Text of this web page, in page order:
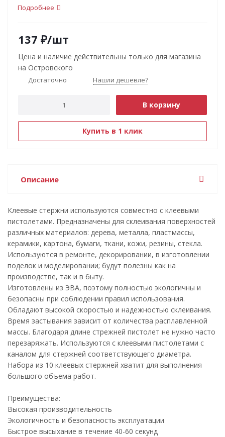
Подробнее
137 ₽/шт
Цена и наличие действительны только для магазина
на Островского
Достаточно Нашли дешевле?
В корзину
Купить в 1 клик
Описание
Клеевые стержни используются совместно с клеевыми
пистолетами. Предназначены для склеивания поверхностей
различных материалов: дерева, металла, пластмассы,
керамики, картона, бумаги, ткани, кожи, резины, стекла.
Используются в ремонте, декорировании, в изготовлении
поделок и моделировании; будут полезны как на
производстве, так и в быту.
Изготовлены из ЭВА, поэтому полностью экологичны и
безопасны при соблюдении правил использования.
Обладают высокой скоростью и надежностью склеивания.
Время застывания зависит от количества расплавленной
массы. Благодаря длине стрежней пистолет не нужно часто
перезаряжать. Используются с клеевыми пистолетами с
каналом для стержней соответствующего диаметра.
Набора из 10 клеевых стержней хватит для выполнения
большого объема работ.
Преимущества:
Высокая производительность
Экологичность и безопасность эксплуатации
Быстрое высыхание в течение 40-60 секунд